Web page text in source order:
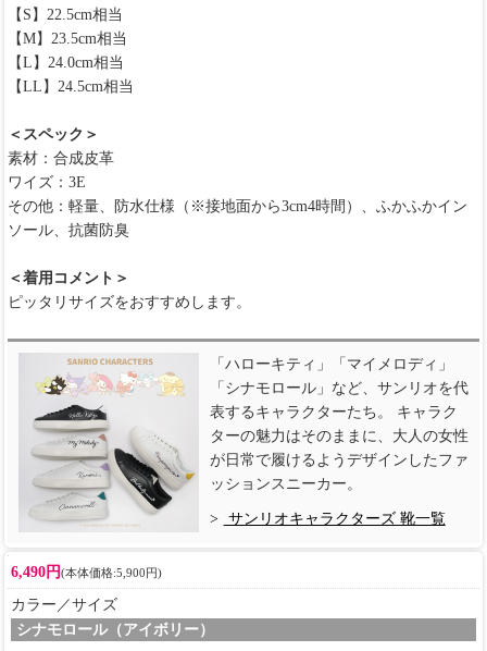
【S】22.5cm相当
【M】23.5cm相当
【L】24.0cm相当
【LL】24.5cm相当
＜スペック＞
素材：合成皮革
ワイズ：3E
その他：軽量、防水仕様（※接地面から3cm4時間）、ふかふかイン
ソール、抗菌防臭
＜着用コメント＞
ピッタリサイズをおすすめします。
「ハローキティ」「マイメロディ」
「シナモロール」など、サンリオを代
表するキャラクターたち。 キャラク
ターの魅力はそのままに、大人の女性
が日常で履けるようデザインしたファ
ッションスニーカー。
サンリオキャラクターズ 靴一覧
6,490円(本体価格:5,900円)
カラー／サイズ
シナモロール（アイボリー）